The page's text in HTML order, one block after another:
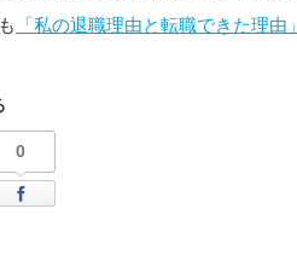
「私の退職理由と転職できた理由」
Twitter
0